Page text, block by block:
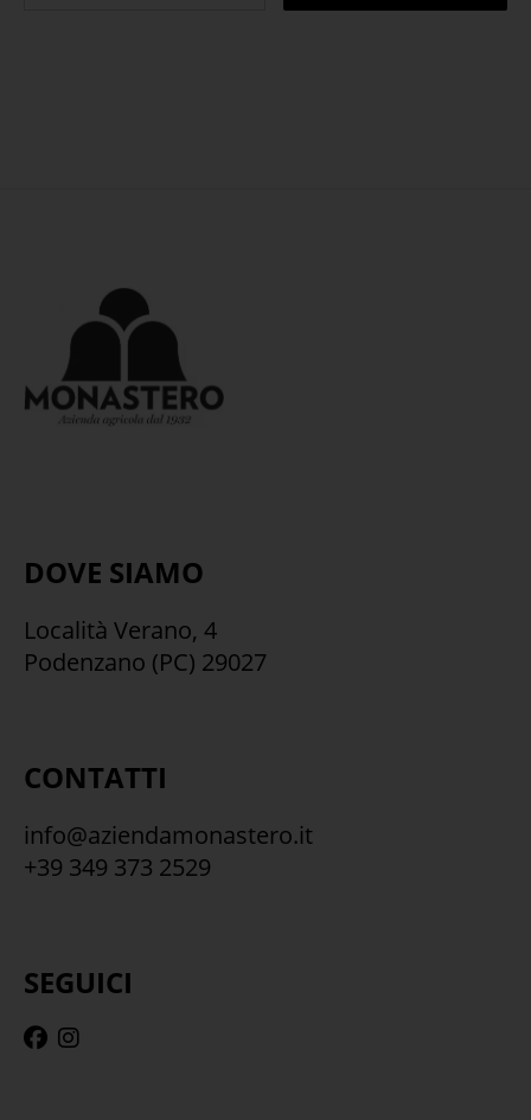
DOVE SIAMO
Località Verano, 4
Podenzano (PC) 29027
CONTATTI
info@aziendamonastero.it
+39 349 373 2529
SEGUICI